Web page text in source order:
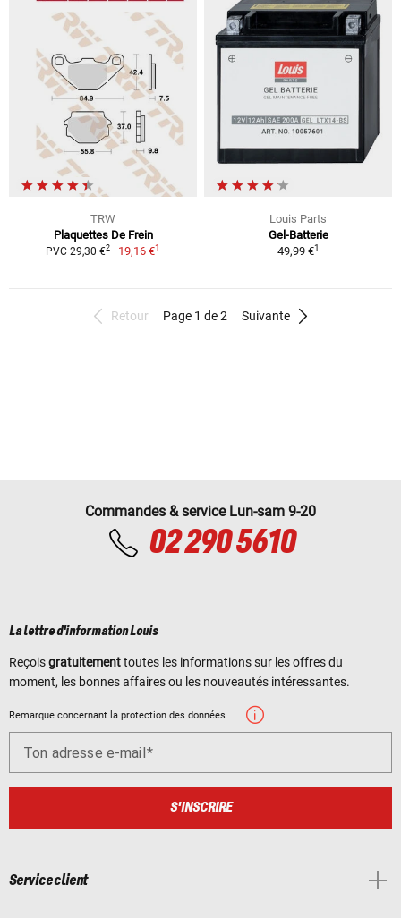
TRW
Plaquettes De Frein
PVC 29,30 €2 19,16 €1
Louis Parts
Gel-Batterie
49,99 €1
Retour Page 1 de 2 Suivante
Commandes & service Lun-sam 9-20
02 290 5610
La lettre d'information Louis
Reçoisgratuitementtoutes les informations sur les offres du
moment, les bonnes affaires ou les nouveautés intéressantes.
Remarque concernant la protection des données
Ton adresse e-mail
S'INSCRIRE
Service client